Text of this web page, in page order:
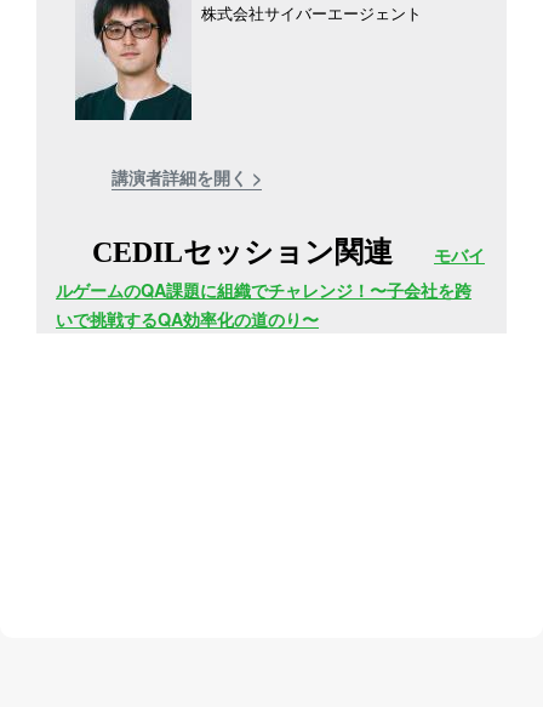
株式会社サイバーエージェント
講演者詳細を開く >
CEDILセッション関連
モバイ
ルゲームのQA課題に組織でチャレンジ！〜子会社を跨
いで挑戦するQA効率化の道のり〜